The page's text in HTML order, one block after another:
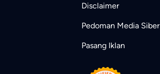
Disclaimer
Pedoman Media Siber
Pasang Iklan